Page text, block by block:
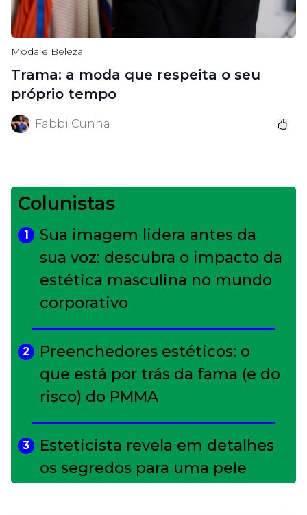
Moda e Beleza
Trama: a moda que respeita o seu
próprio tempo
Fabbi Cunha
Colunistas
1
Sua imagem lidera antes da
sua voz: descubra o impacto da
estética masculina no mundo
corporativo
2
Preenchedores estéticos: o
que está por trás da fama (e do
risco) do PMMA
3
Esteticista revela em detalhes
os segredos para uma pele